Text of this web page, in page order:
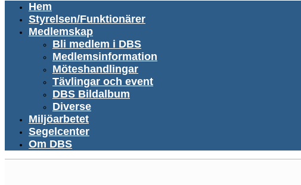
Hem
Styrelsen/Funktionärer
Medlemskap
Bli medlem i DBS
Medlemsinformation
Möteshandlingar
Tävlingar och event
DBS Bildalbum
Diverse
Miljöarbetet
Segelcenter
Om DBS